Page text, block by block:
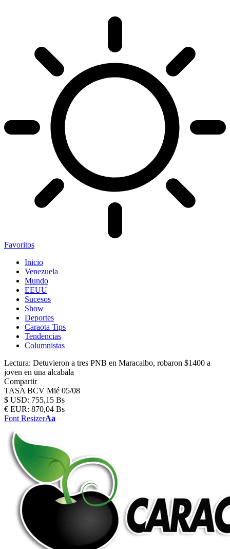
Favoritos
Inicio
Venezuela
Mundo
EEUU
Sucesos
Show
Deportes
Caraota Tips
Tendencias
Columnistas
Lectura: Detuvieron a tres PNB en Maracaibo, robaron $1400 a
joven en una alcabala
Compartir
TASA BCV Mié 05/08
$ USD: 755,15 Bs
€ EUR: 870,04 Bs
Font ResizerAa